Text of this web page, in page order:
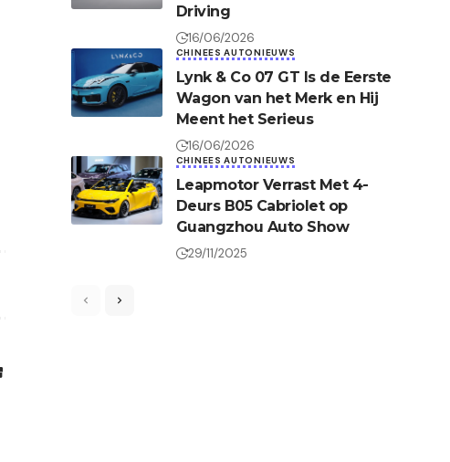
Driving
16/06/2026
CHINEES AUTONIEUWS
Lynk & Co 07 GT Is de Eerste
Wagon van het Merk en Hij
Meent het Serieus
16/06/2026
CHINEES AUTONIEUWS
Leapmotor Verrast Met 4-
Deurs B05 Cabriolet op
Guangzhou Auto Show
29/11/2025